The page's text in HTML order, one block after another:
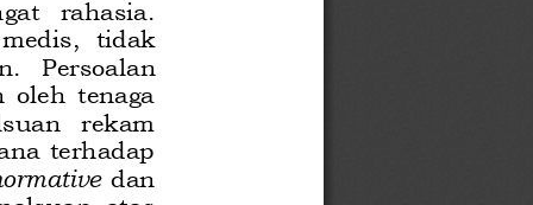
rahasia
,  tidak
Persoalan
oleh  tenaga
rekam
terhadap
dan